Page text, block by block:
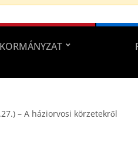
– A háziorvosi körzetekről